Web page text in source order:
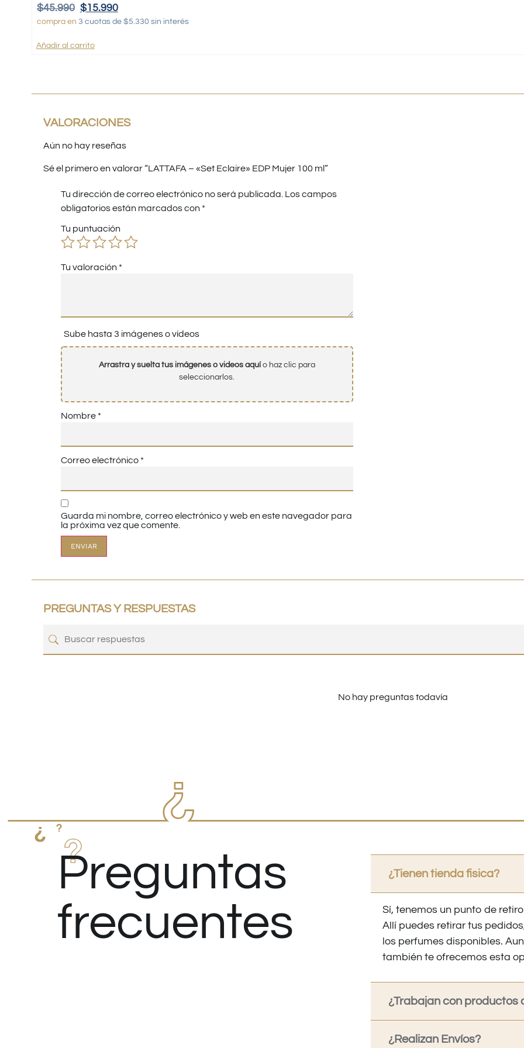
$45.990 $15.990
compra en 3 cuotas de $5.330 sin interés
Añadir al carrito
VALORACIONES
Aún no hay reseñas
Sé el primero en valorar “LATTAFA – «Set Eclaire» EDP Mujer 100 ml”
Tu dirección de correo electrónico no será publicada. Los campos
obligatorios están marcados con *
Tu puntuación
Tu valoración *
Sube hasta 3 imágenes o vídeos
Arrastra y suelta tus imágenes o videos aquío haz clic para
seleccionarlos.
Nombre *
Correo electrónico *
Guarda mi nombre, correo electrónico y web en este navegador para
la próxima vez que comente.
PREGUNTAS Y RESPUESTAS
No hay preguntas todavía
Preguntas
frecuentes
¿Tienen tienda fisica?
Sí, tenemos un punto de
Allí puedes retirar tus
los perfumes disponibles.
también te ofrecemos esta
¿Trabajan con productos
¿Realizan Envíos?